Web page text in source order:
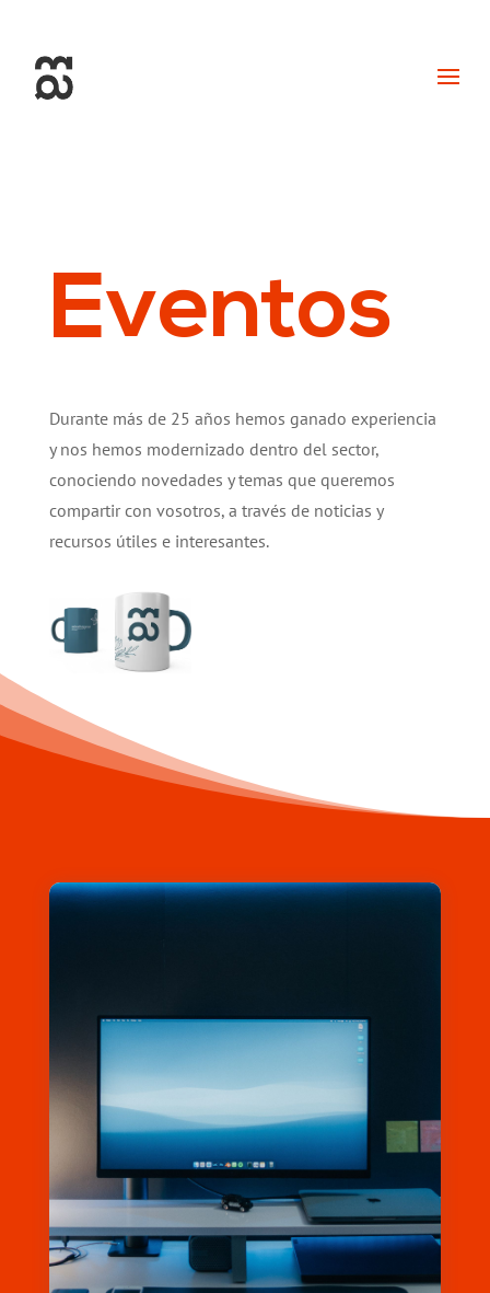
Eventos
Durante más de 25 años hemos ganado experiencia
y nos hemos modernizado dentro del sector,
conociendo novedades y temas que queremos
compartir con vosotros, a través de noticias y
recursos útiles e interesantes.